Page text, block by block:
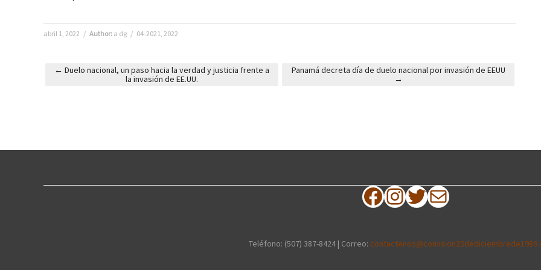
abril 1, 2022 / Author: a dg / 04-2021, 2022
← Duelo nacional, un paso hacia la verdad y justicia frente a
la invasión de EE.UU.
Panamá decreta día de duelo nacional por invasión de EEUU
→
Facebook
Instagram
Twitter
Correo electrónico
Teléfono: (507) 387-8424 | Correo: